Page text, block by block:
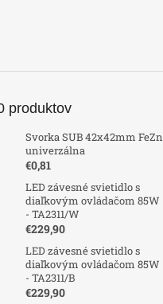
produktov
Svorka SUB 42x42mm FeZn
univerzálna
€0,81
LED závesné svietidlo s
diaľkovým ovládačom 85W
- TA2311/W
€229,90
LED závesné svietidlo s
diaľkovým ovládačom 85W
- TA2311/B
€229,90